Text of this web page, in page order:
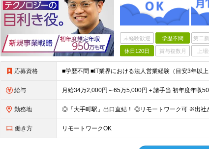
未経験歓迎 学歴不問 第二
休日120日 賞与複数月 上
応募資格
給与
勤務地
働き方 リモートワークOK